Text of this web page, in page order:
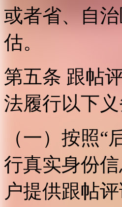
或者省、自
估。
第五条 跟帖
法履行以下义
（一）按照
行真实身份
户提供跟帖评